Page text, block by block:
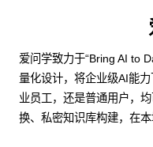
爱问学致力于“Bring AI to
量化设计，将企业级AI能
业员工，还是普通用户，
换、私密知识库构建，在本